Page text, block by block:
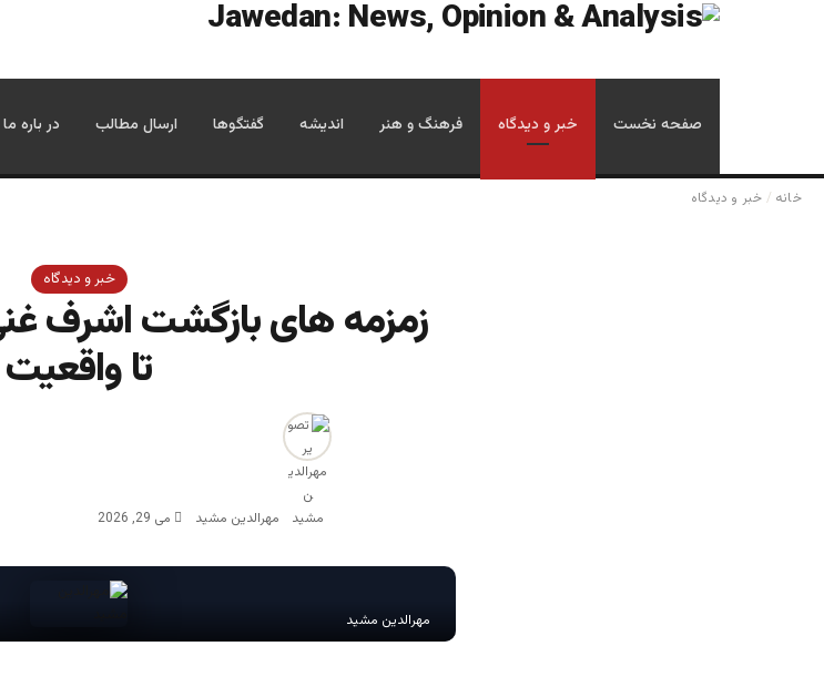
صفحه نخست خبر و دیدگاه فرهنگ و هنر اندیشه گفتگوها ارسال مطالب در باره ما
خانه / خبر و دیدگاه
خبر و دیدگاه
زمزمه های بازگشت اشرف
تا واقعیت
مهرالدین مشید می 29, 2026
مهرالدین مشید